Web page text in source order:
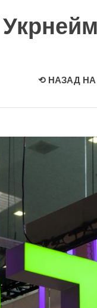
⟲ НАЗАД НА